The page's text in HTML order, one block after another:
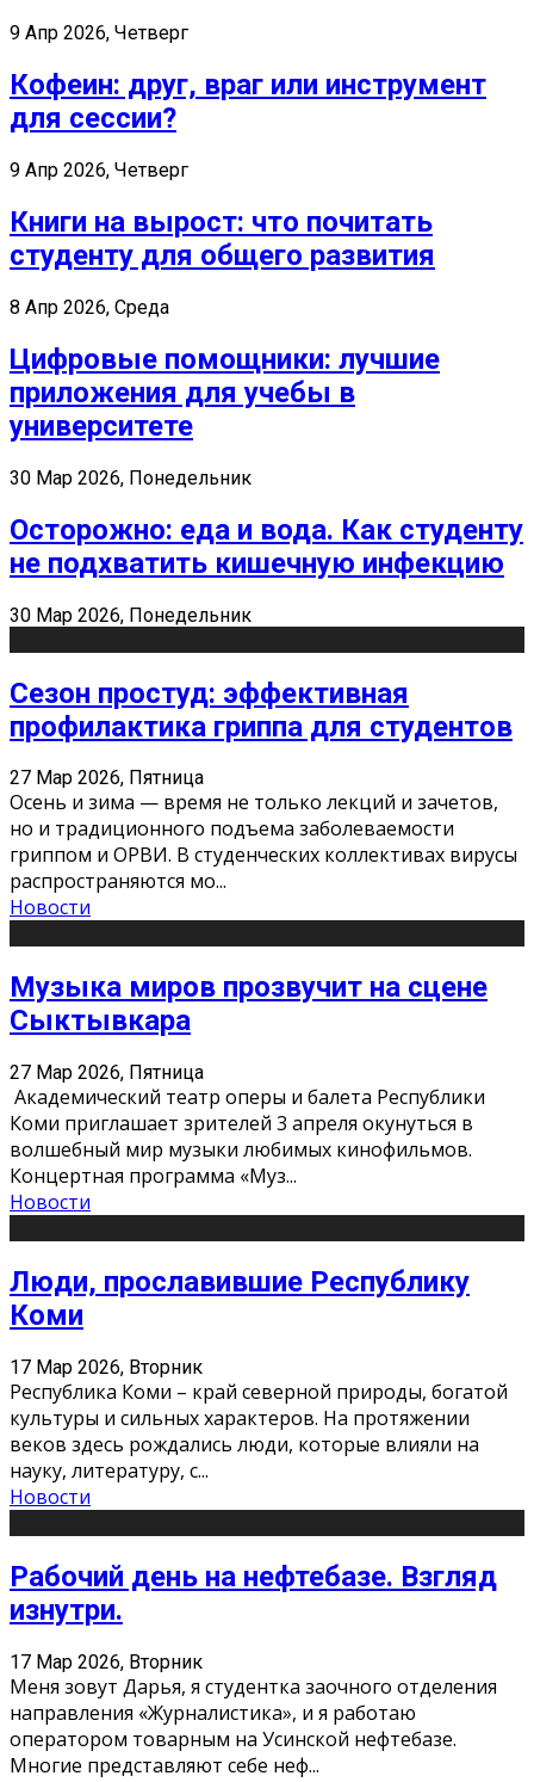
9 Апр 2026, Четверг
Кофеин: друг, враг или инструмент
для сессии?
9 Апр 2026, Четверг
Книги на вырост: что почитать
студенту для общего развития
8 Апр 2026, Среда
Цифровые помощники: лучшие
приложения для учебы в
университете
30 Мар 2026, Понедельник
Осторожно: еда и вода. Как студенту
не подхватить кишечную инфекцию
30 Мар 2026, Понедельник
Сезон простуд: эффективная
профилактика гриппа для студентов
27 Мар 2026, Пятница
Осень и зима — время не только лекций и зачетов,
но и традиционного подъема заболеваемости
гриппом и ОРВИ. В студенческих коллективах вирусы
распространяются мо...
Новости
Музыка миров прозвучит на сцене
Сыктывкара
27 Мар 2026, Пятница
Академический театр оперы и балета Республики
Коми приглашает зрителей 3 апреля окунуться в
волшебный мир музыки любимых кинофильмов.
Концертная программа «Муз...
Новости
Люди, прославившие Республику
Коми
17 Мар 2026, Вторник
Республика Коми – край северной природы, богатой
культуры и сильных характеров. На протяжении
веков здесь рождались люди, которые влияли на
науку, литературу, с...
Новости
Рабочий день на нефтебазе. Взгляд
изнутри.
17 Мар 2026, Вторник
Меня зовут Дарья, я студентка заочного отделения
направления «Журналистика», и я работаю
оператором товарным на Усинской нефтебазе.
Многие представляют себе неф...